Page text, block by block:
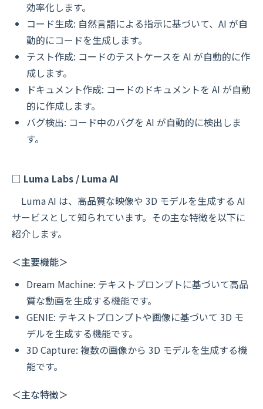
効率化します。
コード生成: 自然言語による指示に基づいて、AI が自
動的にコードを生成します。
テスト作成: コードのテストケースを AI が自動的に作
成します。
ドキュメント作成: コードのドキュメントを AI が自動
的に作成します。
バグ検出: コード中のバグを AI が自動的に検出しま
す。
□ Luma Labs / Luma AI
Luma AI は、高品質な映像や 3D モデルを生成する AI
サービスとして知られています。その主な特徴を以下に
紹介します。
＜主要機能＞
Dream Machine: テキストプロンプトに基づいて高品
質な動画を生成する機能です。
GENIE: テキストプロンプトや画像に基づいて 3D モ
デルを生成する機能です。
3D Capture: 複数の画像から 3D モデルを生成する機
能です。
＜主な特徴＞